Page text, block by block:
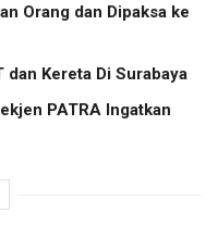
Orang dan Dipaksa ke
dan Kereta Di Surabaya
PATRA Ingatkan